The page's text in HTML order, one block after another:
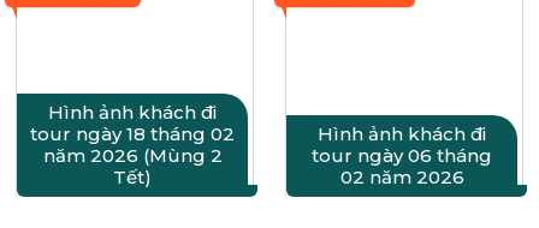
Hình ảnh khách đi
tour ngày 18 tháng 02
năm 2026 (Mùng 2
Tết)
Hình ảnh khách đi
tour ngày 06 tháng
02 năm 2026